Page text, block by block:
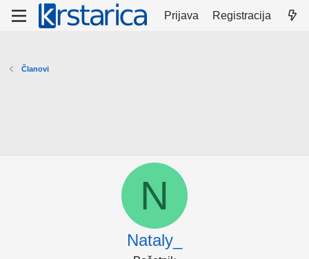
Prijava Registracija
Članovi
N
Nataly_